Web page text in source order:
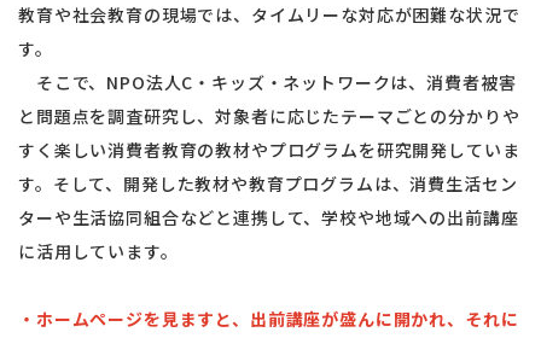
教育や社会教育の現場では、タイムリーな対応が困難な状況で
す。
そこで、NPO法人C・キッズ・ネットワークは、消費者被害
と問題点を調査研究し、対象者に応じたテーマごとの分かりや
すく楽しい消費者教育の教材やプログラムを研究開発していま
す。そして、開発した教材や教育プログラムは、消費生活セン
ターや生活協同組合などと連携して、学校や地域への出前講座
に活用しています。
・ホームページを見ますと、出前講座が盛んに開かれ、それに